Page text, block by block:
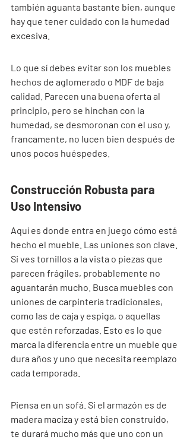
también aguanta bastante bien, aunque
hay que tener cuidado con la humedad
excesiva.
Lo que sí debes evitar son los muebles
hechos de aglomerado o MDF de baja
calidad. Parecen una buena oferta al
principio, pero se hinchan con la
humedad, se desmoronan con el uso y,
francamente, no lucen bien después de
unos pocos huéspedes.
Construcción Robusta para
Uso Intensivo
Aquí es donde entra en juego cómo está
hecho el mueble. Las uniones son clave.
Si ves tornillos a la vista o piezas que
parecen frágiles, probablemente no
aguantarán mucho. Busca muebles con
uniones de carpintería tradicionales,
como las de caja y espiga, o aquellas
que estén reforzadas. Esto es lo que
marca la diferencia entre un mueble que
dura años y uno que necesita reemplazo
cada temporada.
Piensa en un sofá. Si el armazón es de
madera maciza y está bien construido,
te durará mucho más que uno con un